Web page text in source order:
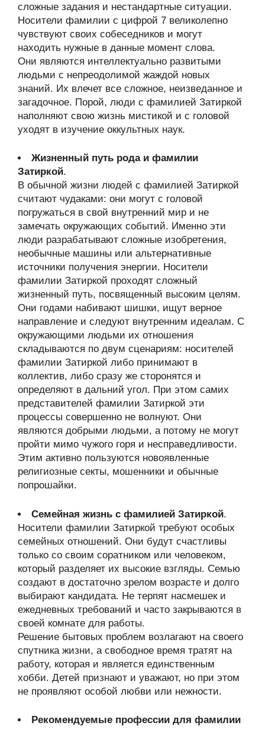
сложные задания и нестандартные ситуации.
Носители фамилии с цифрой 7 великолепно
чувствуют своих собеседников и могут
находить нужные в данные момент слова.
Они являются интеллектуально развитыми
людьми с непреодолимой жаждой новых
знаний. Их влечет все сложное, неизведанное и
загадочное. Порой, люди с фамилией Затиркой
наполняют свою жизнь мистикой и с головой
уходят в изучение оккультных наук.
Жизненный путь рода и фамилии
Затиркой.
В обычной жизни людей с фамилией Затиркой
считают чудаками: они могут с головой
погружаться в свой внутренний мир и не
замечать окружающих событий. Именно эти
люди разрабатывают сложные изобретения,
необычные машины или альтернативные
источники получения энергии. Носители
фамилии Затиркой проходят сложный
жизненный путь, посвященный высоким целям.
Они годами набивают шишки, ищут верное
направление и следуют внутренним идеалам. С
окружающими людьми их отношения
складываются по двум сценариям: носителей
фамилии Затиркой либо принимают в
коллектив, либо сразу же сторонятся и
определяют в дальний угол. При этом самих
представителей фамилии Затиркой эти
процессы совершенно не волнуют. Они
являются добрыми людьми, а потому не могут
пройти мимо чужого горя и несправедливости.
Этим активно пользуются новоявленные
религиозные секты, мошенники и обычные
попрошайки.
Семейная жизнь с фамилией Затиркой.
Носители фамилии Затиркой требуют особых
семейных отношений. Они будут счастливы
только со своим соратником или человеком,
который разделяет их высокие взгляды. Семью
создают в достаточно зрелом возрасте и долго
выбирают кандидата. Не терпят насмешек и
ежедневных требований и часто закрываются в
своей комнате для работы.
Решение бытовых проблем возлагают на своего
спутника жизни, а свободное время тратят на
работу, которая и является единственным
хобби. Детей признают и уважают, но при этом
не проявляют особой любви или нежности.
Рекомендуемые профессии для фамилии